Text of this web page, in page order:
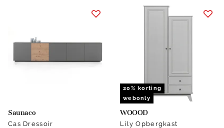
Saunaco
Cas Dressoir
20% korting
webonly
WOOOD
Lily Opbergkast